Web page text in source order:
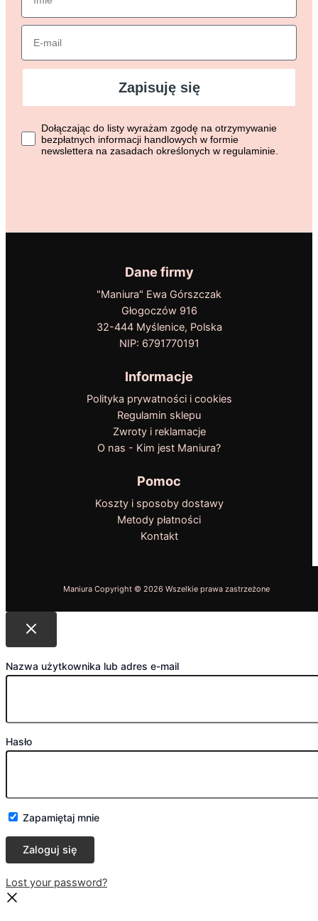
Email
Zapisuję się
Dołączając do listy wyrażasz zgodę na otrzymywanie
Dołączając do listy wyrażam zgodę na otrzymywanie
bezpłatnych informacji handlowych w formie
newslettera na zasadach określonych w regulaminie.
Dane firmy
"Maniura" Ewa Górszczak
Głogoczów 916
32-444 Myślenice, Polska
NIP: 6791770191
Informacje
Polityka prywatności i cookies
Regulamin sklepu
Zwroty i reklamacje
O nas - Kim jest Maniura?
Pomoc
Koszty i sposoby dostawy
Metody płatności
Kontakt
Nazwa użytkownika lub adres e-mail
Hasło
Zapamiętaj mnie
Lost your password?